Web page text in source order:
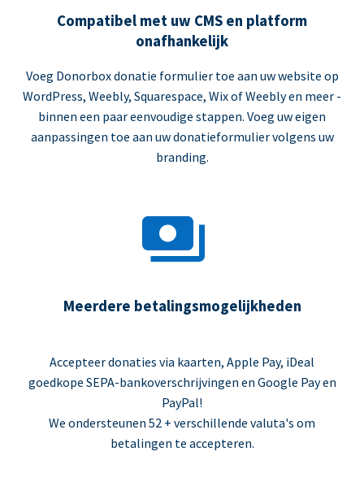
Compatibel met uw CMS en platform
onafhankelijk
Voeg Donorbox donatie formulier toe aan uw website op
WordPress, Weebly, Squarespace, Wix of Weebly en meer -
binnen een paar eenvoudige stappen. Voeg uw eigen
aanpassingen toe aan uw donatieformulier volgens uw
branding.
Meerdere betalingsmogelijkheden
Accepteer donaties via kaarten, Apple Pay, iDeal
goedkope SEPA-bankoverschrijvingen en Google Pay en
PayPal!
We ondersteunen 52 + verschillende valuta's om
betalingen te accepteren.